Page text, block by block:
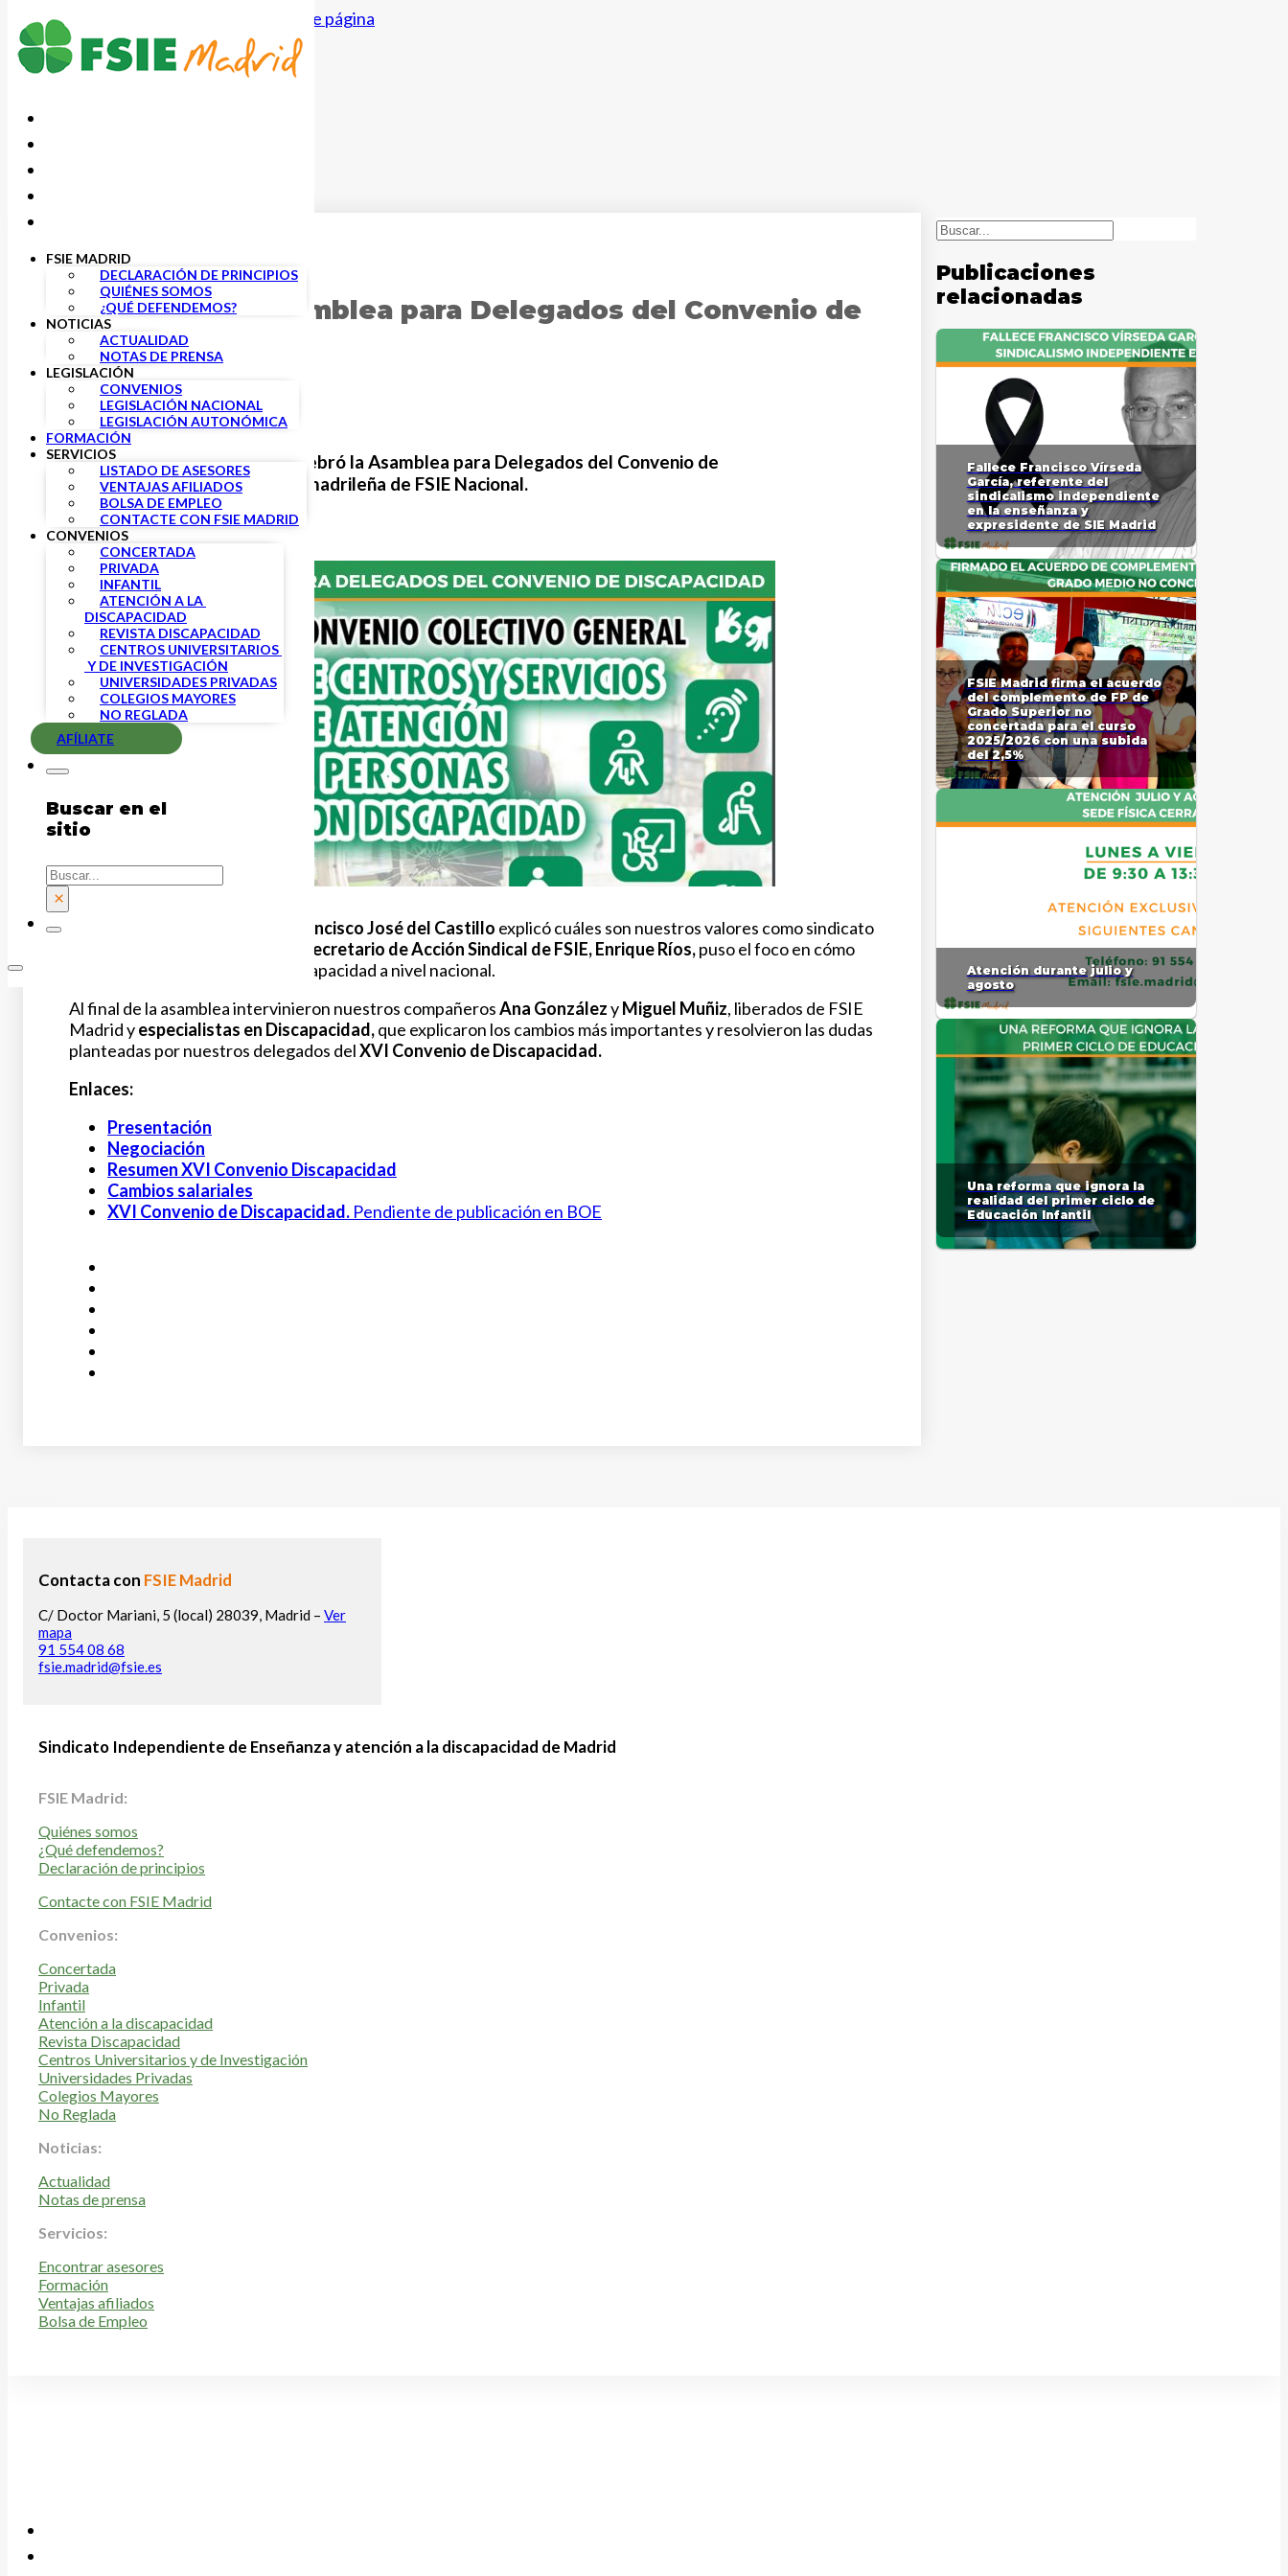
Saltar al contenido principal Saltar al pie de página
FSIE MADRID
DECLARACIÓN DE PRINCIPIOS
QUIÉNES SOMOS
¿QUÉ DEFENDEMOS?
NOTICIAS
ACTUALIDAD
NOTAS DE PRENSA
LEGISLACIÓN
CONVENIOS
LEGISLACIÓN NACIONAL
LEGISLACIÓN AUTONÓMICA
FORMACIÓN
SERVICIOS
LISTADO DE ASESORES
VENTAJAS AFILIADOS
BOLSA DE EMPLEO
CONTACTE CON FSIE MADRID
CONVENIOS
CONCERTADA
PRIVADA
INFANTIL
ATENCIÓN A LA
DISCAPACIDAD
REVISTA DISCAPACIDAD
CENTROS UNIVERSITARIOS
Y DE INVESTIGACIÓN
UNIVERSIDADES PRIVADAS
COLEGIOS MAYORES
NO REGLADA
AFÍLIATE
Buscar en el
sitio
Buscar
×
24 ENERO, 2025
Celebrada la Asamblea para Delegados del Convenio de
Discapacidad.
Ayer, 23 de enero, se celebró la Asamblea para Delegados del Convenio de
Discapacidaden la sede madrileña de FSIE Nacional.
Secretario General, Francisco José del Castillo explicó cuáles son nuestros valores como sindicato
Secretario de Acción Sindical de FSIE, Enrique Ríos,puso el foco en cómo
se encuentra el sector de la Discapacidad a nivel nacional.
Al final de la asamblea intervinieron nuestros compañerosAna GonzálezyMiguel Muñiz, liberados de FSIE
Madrid yespecialistas en Discapacidad,que explicaron los cambios más importantes y resolvieron las dudas
planteadas por nuestros delegados delXVI Convenio de Discapacidad.
Enlaces:
Presentación
Negociación
Resumen XVI Convenio Discapacidad
Cambios salariales
XVI Convenio de Discapacidad. Pendiente de publicación en BOE
Buscar
Publicaciones
relacionadas
Fallece Francisco Vírseda
García, referente del
sindicalismo independiente
en la enseñanza y
expresidente de SIE Madrid
FSIE Madrid firma el acuerdo
del complemento de FP de
Grado Superior no
concertada para el curso
2025/2026 con una subida
del 2,5%
Atención durante julio y
agosto
Una reforma que ignora la
realidad del primer ciclo de
Educación Infantil
Contacta con FSIE Madrid
C/ Doctor Mariani, 5 (local) 28039, Madrid – Ver
mapa
91 554 08 68
fsie.madrid@fsie.es
Sindicato Independiente de Enseñanza y atención a la discapacidad de Madrid
FSIE Madrid:
Quiénes somos
¿Qué defendemos?
Declaración de principios
Contacte con FSIE Madrid
Convenios:
Concertada
Privada
Infantil
Atención a la discapacidad
Revista Discapacidad
Centros Universitarios y de Investigación
Universidades Privadas
Colegios Mayores
No Reglada
Noticias:
Actualidad
Notas de prensa
Servicios:
Encontrar asesores
Formación
Ventajas afiliados
Bolsa de Empleo